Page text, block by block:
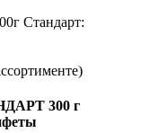
Стандарт:
300 г